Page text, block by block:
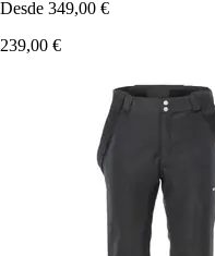
Desde 349,00 €
239,00 €